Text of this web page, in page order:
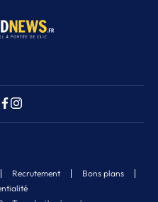
Recrutement
Bons plans